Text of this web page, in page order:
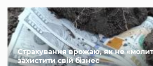
Страхування врожаю, як не
захистити свій бізнес